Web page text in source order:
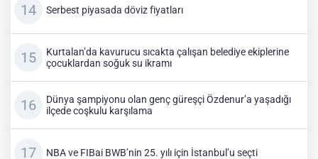
Serbest piyasada döviz fiyatları
Kurtalan’da kavurucu sıcakta çalışan belediye ekiplerine
çocuklardan soğuk su ikramı
Dünya şampiyonu olan genç güreşçi Özdenur’a yaşadığı
ilçede coşkulu karşılama
NBA ve FIBai BWB’nin 25. yılı için İstanbul’u seçti